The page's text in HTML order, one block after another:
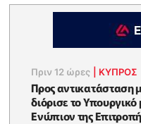
Πριν 12 ώρες ΚΥΠΡΟΣ
Προς αντικατάσταση
διόρισε το
Ενώπιον της